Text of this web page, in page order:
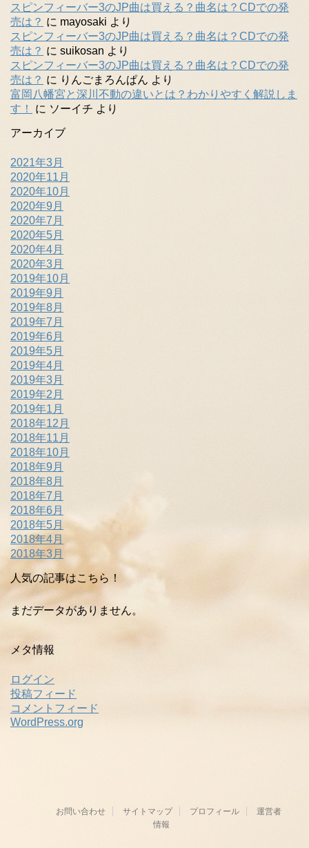
スピンフィーバー3のJP曲は買える？曲名は？CDでの発
売は？ に mayosaki より
スピンフィーバー3のJP曲は買える？曲名は？CDでの発
売は？ に suikosan より
スピンフィーバー3のJP曲は買える？曲名は？CDでの発
売は？ に りんごまろんぱん より
富岡八幡宮と深川不動の違いとは？わかりやすく解説しま
す！
に ソーイチ より
アーカイブ
2021年3月
2020年11月
2020年10月
2020年9月
2020年7月
2020年5月
2020年4月
2020年3月
2019年10月
2019年9月
2019年8月
2019年7月
2019年6月
2019年5月
2019年4月
2019年3月
2019年2月
2019年1月
2018年12月
2018年11月
2018年10月
2018年9月
2018年8月
2018年7月
2018年6月
2018年5月
2018年4月
2018年3月
人気の記事はこちら！
まだデータがありません。
メタ情報
ログイン
投稿フィード
コメントフィード
WordPress.org
お問い合わせ サイトマップ プロフィール
運営者
情報